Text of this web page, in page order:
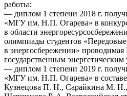
работы:
— диплом 1 степени 2018 г.
«МГУ им. Н.П. Огарева» в
в области
олимпиады студентов
в энергосбережении» проводимая
государственным энергетическим
— диплом 1 степени 2019 г.
«МГУ им. Н.П. Огарева» в
Кузнецова П. Н., Сарайкина М.